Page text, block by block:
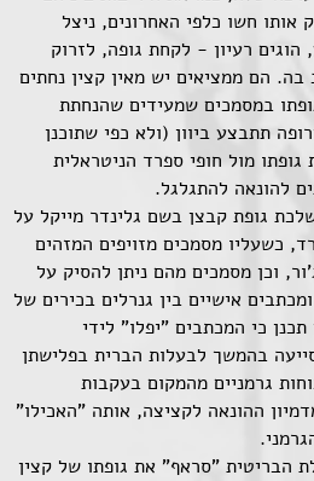
אותו חשו כלפי האחרונים, ניצל
רעיון - לקחת גופה, לזרוק
בה. הם ממציאים יש מאין קצין נחתים
במסמכים שמעידים שהנחתת
תתבצע ביוון (ולא כפי שתוכנן
גופתו מול חופי ספרד הניטראלית
להונאה להתגלגל.
גופת קבצן בשם גלינדר מייקל על
כשעליו מסמכים מזויפים המזהים
וכן מסמכים מהם ניתן להסיק על
אישיים בין גנרלים בכירים של
כי המכתבים "יפלו" לידי
בהמשך לבעלות הברית בפלישתן
גרמניים מהמקום בעקבות
ההונאה לקציצה, אותה "האכילו"
הבריטית "סראף" את גופתו של קצין